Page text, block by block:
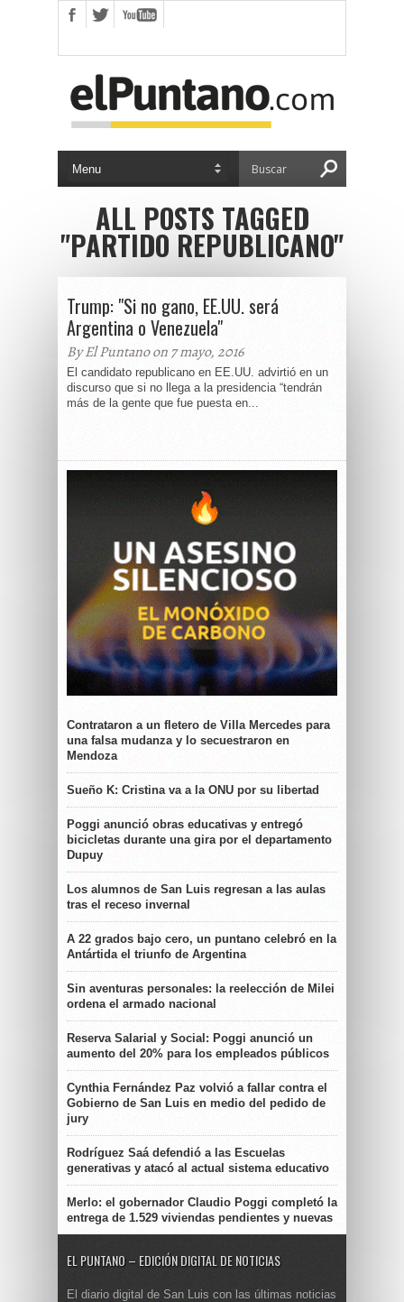
ALL POSTS TAGGED
"PARTIDO REPUBLICANO"
Trump: "Si no gano, EE.UU. será
Argentina o Venezuela"
By El Puntano on 7 mayo, 2016
El candidato republicano en EE.UU. advirtió en un
discurso que si no llega a la presidencia “tendrán
más de la gente que fue puesta en...
Contrataron a un fletero de Villa Mercedes para
una falsa mudanza y lo secuestraron en
Mendoza
Sueño K: Cristina va a la ONU por su libertad
Poggi anunció obras educativas y entregó
bicicletas durante una gira por el departamento
Dupuy
Los alumnos de San Luis regresan a las aulas
tras el receso invernal
A 22 grados bajo cero, un puntano celebró en la
Antártida el triunfo de Argentina
Sin aventuras personales: la reelección de Milei
ordena el armado nacional
Reserva Salarial y Social: Poggi anunció un
aumento del 20% para los empleados públicos
Cynthia Fernández Paz volvió a fallar contra el
Gobierno de San Luis en medio del pedido de
jury
Rodríguez Saá defendió a las Escuelas
generativas y atacó al actual sistema educativo
Merlo: el gobernador Claudio Poggi completó la
entrega de 1.529 viviendas pendientes y nuevas
EL PUNTANO – EDICIÓN DIGITAL DE NOTICIAS
El diario digital de San Luis con las últimas noticias